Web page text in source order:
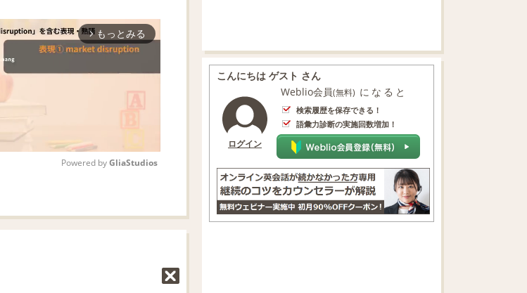
arrow_forward_ios もっとみる
Powered by GliaStudios
こんにちは ゲスト さん
ログイン
Weblio会員(無料) になると
検索履歴を保存できる！
語彙力診断の実施回数増加！